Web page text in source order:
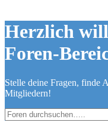
Herzlich
Foren-
Stelle deine Fragen, finde
Mitgliedern!